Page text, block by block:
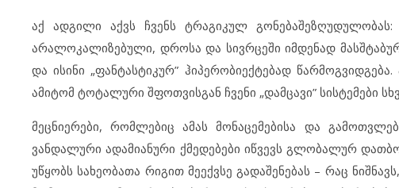
აქ ადგილი აქვს ჩვენს ტრაგიკულ
არალოკალიზებული, დროსა და სივრცეში იმდენად
და ისინი „ფანტასტიკურ” ჰიპერობიექტებად
ამიტომ ტოტალური შფოთვისგან ჩვენი „დამცავი” სისტემები
მეცნიერები, რომლებიც ამას მონაცემებისა და
ვანდალური ადამიანური ქმედებები იწვევს გლობალურ
უწყობს სახეობათა რიგით მეექვსე გადაშენებას – რაც